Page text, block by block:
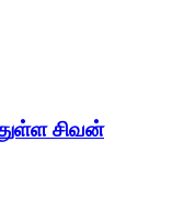
சிவன்